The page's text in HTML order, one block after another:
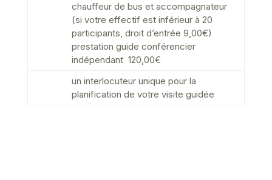
chauffeur de bus et accompagnateur
(si votre effectif est inférieur à 20
participants, droit d’entrée 9,00€)
prestation guide conférencier
indépendant 120,00€
un interlocuteur unique pour la
planification de votre visite guidée